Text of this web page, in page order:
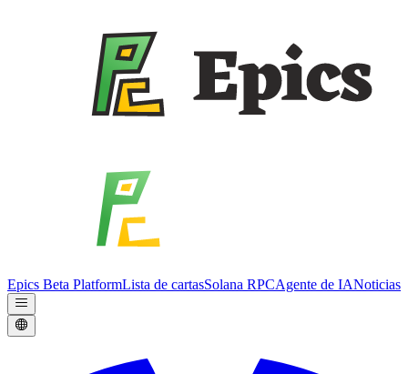
Epics Beta PlatformLista de cartasSolana RPCAgente de IANoticias